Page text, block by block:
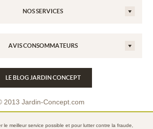
NOS SERVICES
AVIS CONSOMMATEURS
LE BLOG JARDIN CONCEPT
2013 Jardin-Concept.com
le meilleur service possible et pour lutter contre la fraude,